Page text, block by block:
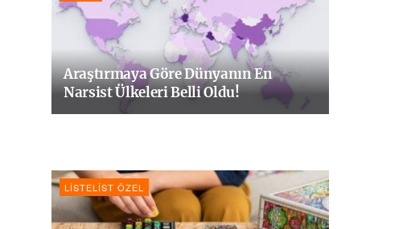
Araştırmaya Göre Dünyanın En
Narsist Ülkeleri Belli Oldu!
LISTELIST ÖZEL